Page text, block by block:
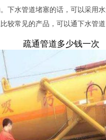
下水管道堵塞的话，可以采用
较常见的产品，可以通下水管道
疏通管道多少钱一次